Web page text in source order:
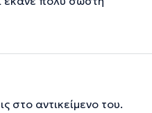
στο αντικείμενο του.